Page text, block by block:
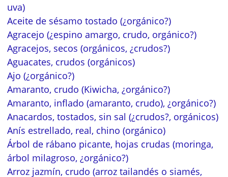
uva)
Aceite de sésamo tostado (¿orgánico?)
Agracejo (¿espino amargo, crudo, orgánico?)
Agracejos, secos (orgánicos, ¿crudos?)
Aguacates, crudos (orgánicos)
Ajo (¿orgánico?)
Amaranto, crudo (Kiwicha, ¿orgánico?)
Amaranto, inflado (amaranto, crudo), ¿orgánico?)
Anacardos, tostados, sin sal (¿crudos?, orgánicos)
Anís estrellado, real, chino (orgánico)
Árbol de rábano picante, hojas crudas (moringa,
árbol milagroso, ¿orgánico?)
Arroz jazmín, crudo (arroz tailandés o siamés,